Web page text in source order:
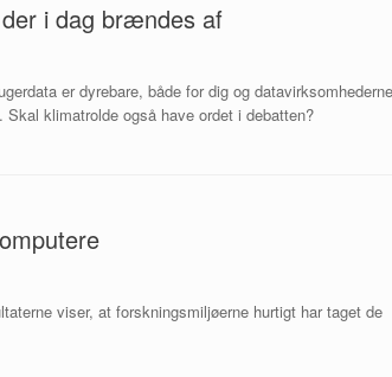
der i dag brændes af
er dyrebare, både for dig og
klimatrolde også have ordet i debatten?
viser, at forskningsmiljøerne hurtigt har taget de